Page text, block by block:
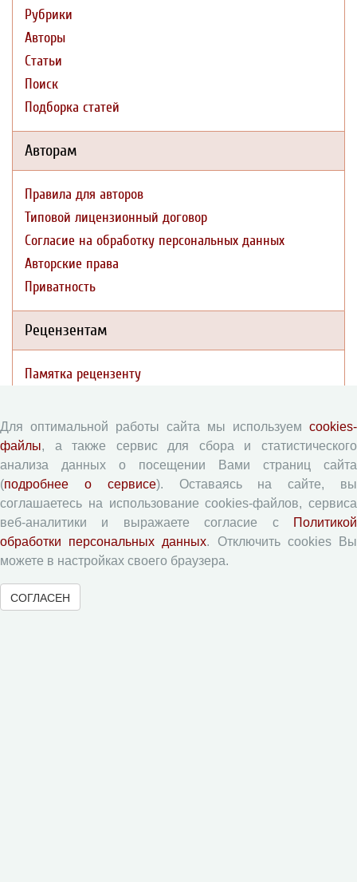
Рубрики
Авторы
Статьи
Поиск
Подборка статей
Авторам
Правила для авторов
Типовой лицензионный договор
Согласие на обработку персональных данных
Авторские права
Приватность
Рецензентам
Памятка рецензенту
Журналы ВолНЦ РАН
Экономические и социальные перемены
Проблемы развития территории
Вопросы территориального развития
Социальное пространство
Юный экономист
АгроЗооТехника
Для оптимальной работы сайта мы используем cookies-
файлы, а также сервис для сбора и статистического
анализа данных о посещении Вами страниц сайта
(подробнее о сервисе). Оставаясь на сайте, вы
соглашаетесь на использование cookies-файлов, сервиса
веб-аналитики и выражаете согласие с
Политикой
обработки персональных данных. Отключить cookies Вы
можете в настройках своего браузера.
СОГЛАСЕН